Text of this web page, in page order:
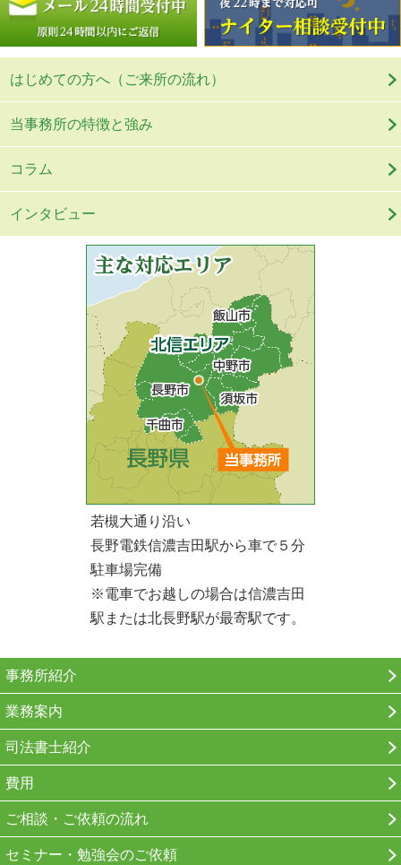
はじめての方へ（ご来所の流れ）
当事務所の特徴と強み
コラム
インタビュー
若槻大通り沿い
長野電鉄信濃吉田駅から車で５分
駐車場完備
※電車でお越しの場合は信濃吉田
駅または北長野駅が最寄駅です。
事務所紹介
業務案内
司法書士紹介
費用
ご相談・ご依頼の流れ
セミナー・勉強会のご依頼